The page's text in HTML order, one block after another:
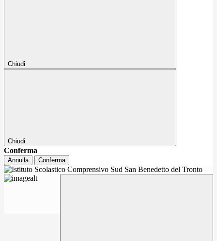
Chiudi
Chiudi
Conferma
Annulla Conferma